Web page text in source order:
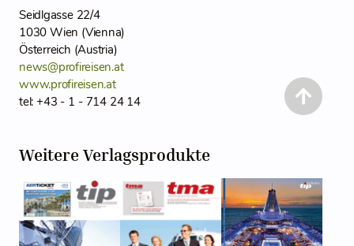
Seidlgasse 22/4
1030 Wien (Vienna)
Österreich (Austria)
news@profireisen.at
www.profireisen.at
tel: +43 - 1 - 714 24 14
Weitere Verlagsprodukte